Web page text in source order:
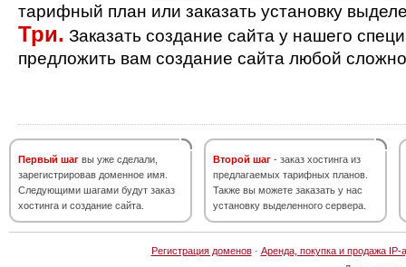
тарифный план или заказать установку
Три. Заказать создание сайта у нашего
предложить вам создание сайта любой
Первый шаг вы уже сделали,
зарегистрировав доменное имя.
Следующими шагами будут заказ
хостинга и создание сайта.
Второй шаг - заказ хостинга из
предлагаемых тарифных планов.
Также вы можете заказать у нас
установку выделенного сервера.
Регистрация доменов· Аренда, покупка и продажа IP-